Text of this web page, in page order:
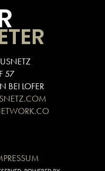
57
BEI LOFER